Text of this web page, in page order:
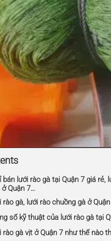
lưới rào gà tại Quận 7 giá rẻ,
ở Quận 7…
rào gà, lưới rào chuồng gà ở
số kỹ thuật của lưới rào gà tại
rào gà vịt ở Quận 7 như thế nào